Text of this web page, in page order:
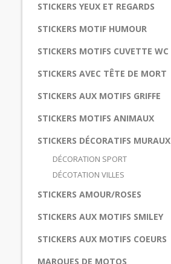
STICKERS YEUX ET REGARDS
STICKERS MOTIF HUMOUR
STICKERS MOTIFS CUVETTE WC
STICKERS AVEC TÊTE DE MORT
STICKERS AUX MOTIFS GRIFFE
STICKERS MOTIFS ANIMAUX
STICKERS DÉCORATIFS MURAUX
DÉCORATION SPORT
DÉCOTATION VILLES
STICKERS AMOUR/ROSES
STICKERS AUX MOTIFS SMILEY
STICKERS AUX MOTIFS COEURS
MARQUES DE MOTOS